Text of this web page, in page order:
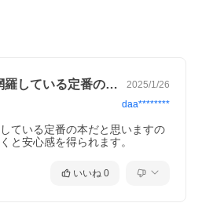
最低限必要な情報を網羅している定番の本… 2025/1/26
daa********
ている定番の本だと思いますの
と安心感を得られます。
いいね 0